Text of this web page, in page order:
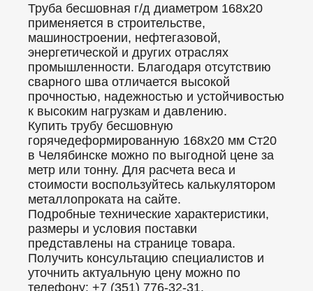
Труба бесшовная г/д диаметром 168x20
применяется в строительстве,
машиностроении, нефтегазовой,
энергетической и других отраслях
промышленности. Благодаря отсутствию
сварного шва отличается высокой
прочностью, надежностью и устойчивостью
к высоким нагрузкам и давлению.
Купить трубу бесшовную
горячедеформированную 168x20 мм Ст20
в Челябинске можно по выгодной цене за
метр или тонну. Для расчета веса и
стоимости воспользуйтесь калькулятором
металлопроката на сайте.
Подробные технические характеристики,
размеры и условия поставки
представлены на странице товара.
Получить консультацию специалистов и
уточнить актуальную цену можно по
телефону: +7 (351) 776-32-31.